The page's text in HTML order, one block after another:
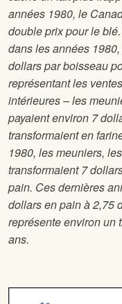
années 1980, le
double prix pour le
dans les années
dollars par boisseau
représentant les
intérieures – les
payaient environ 7
transformaient en
1980, les meuniers,
transformaient 7
pain. Ces dernières
dollars en pain à 2,75
représente environ un
ans.